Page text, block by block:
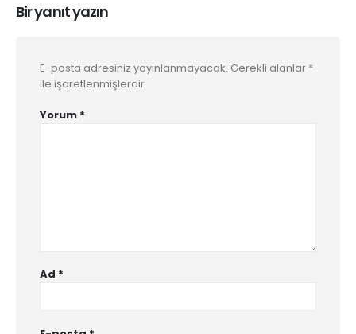
Bir yanıt yazın
E-posta adresiniz yayınlanmayacak. Gerekli alanlar *
ile işaretlenmişlerdir
Yorum *
Ad *